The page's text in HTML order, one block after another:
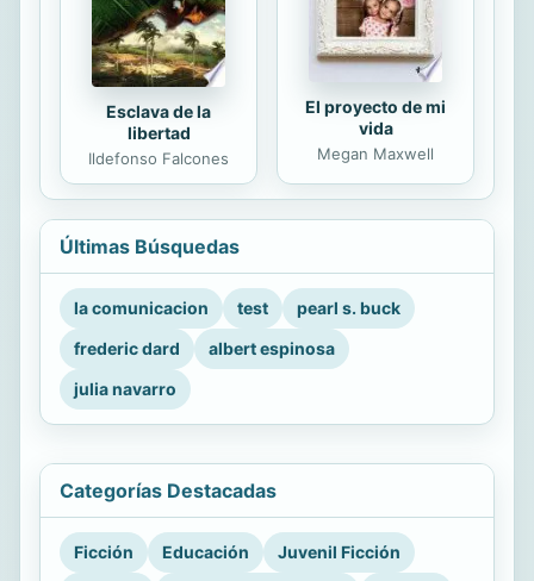
Esclava de la
libertad
Ildefonso Falcones
El proyecto de mi
vida
Megan Maxwell
Últimas Búsquedas
la comunicacion test
pearl s. buck
frederic dard
albert espinosa
julia navarro
Categorías Destacadas
Ficción Educación Juvenil Ficción